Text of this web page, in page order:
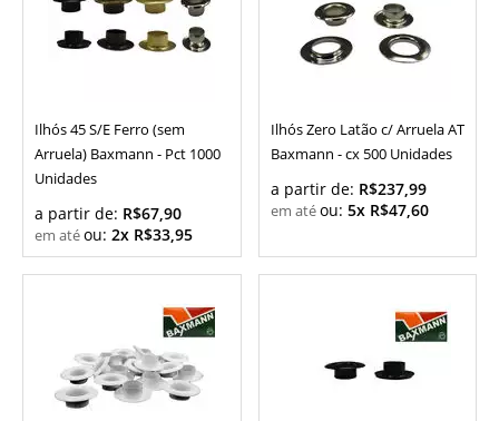
Ilhós 45 S/E Ferro (sem
Arruela) Baxmann - Pct 1000
Unidades
a partir de: R$67,90
ou: 2x R$33,95
Ilhós Zero Latão c/ Arruela AT
Baxmann - cx 500 Unidades
a partir de: R$237,99
ou: 5x R$47,60